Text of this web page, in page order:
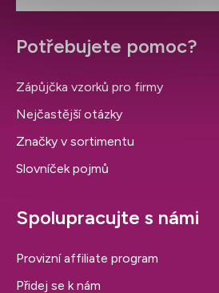
Potřebujete pomoc?
Zápůjčka vzorků pro firmy
Nejčastější otázky
Značky v sortimentu
Slovníček pojmů
Spolupracujte s námi
Provizní affiliate program
Přidej se k nám